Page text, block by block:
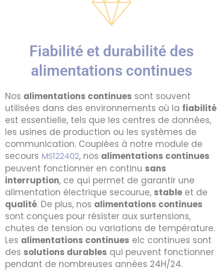
Fiabilité et durabilité des
alimentations continues
Nos alimentations continues sont souvent
utilisées dans des environnements où la fiabilité
est essentielle, tels que les centres de données,
les usines de production ou les systèmes de
communication. Couplées à notre module de
secours MS122402, nos alimentations continues
peuvent fonctionner en continu sans
interruption, ce qui permet de garantir une
alimentation électrique secourue, stable et de
qualité. De plus, nos alimentations continues
sont conçues pour résister aux surtensions,
chutes de tension ou variations de température.
Les alimentations continues elc continues sont
des solutions durables qui peuvent fonctionner
pendant de nombreuses années 24H/24.